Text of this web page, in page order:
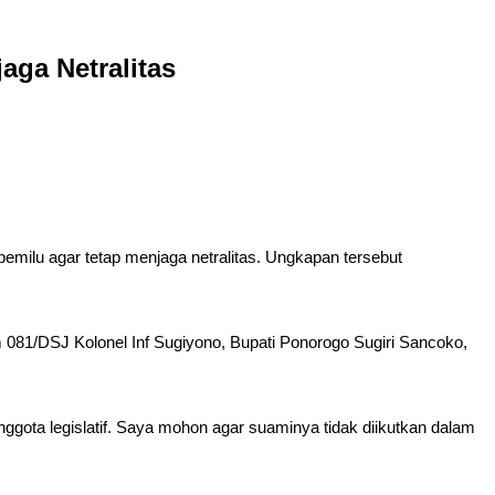
Netralitas
agar tetap menjaga netralitas. Ungkapan tersebut
DSJ Kolonel Inf Sugiyono, Bupati Ponorogo Sugiri Sancoko,
legislatif. Saya mohon agar suaminya tidak diikutkan dalam